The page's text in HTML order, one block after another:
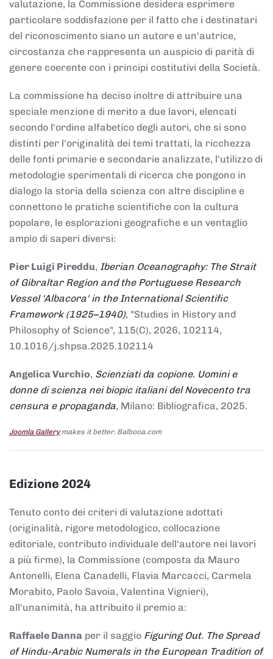
valutazione, la Commissione desidera esprimere
particolare soddisfazione per il fatto che i destinatari
del riconoscimento siano un autore e un'autrice,
circostanza che rappresenta un auspicio di parità di
genere coerente con i principi costitutivi della Società.
La commissione ha deciso inoltre di attribuire una
speciale menzione di merito a due lavori, elencati
secondo l'ordine alfabetico degli autori, che si sono
distinti per l'originalità dei temi trattati, la ricchezza
delle fonti primarie e secondarie analizzate, l'utilizzo di
metodologie sperimentali di ricerca che pongono in
dialogo la storia della scienza con altre discipline e
connettono le pratiche scientifiche con la cultura
popolare, le esplorazioni geografiche e un ventaglio
ampio di saperi diversi:
Pier Luigi Pireddu, Iberian Oceanography: The Strait
of Gibraltar Region and the Portuguese Research
Vessel 'Albacora' in the International Scientific
Framework (1925–1940), "Studies in History and
Philosophy of Science", 115(C), 2026, 102114,
10.1016/j.shpsa.2025.102114
Angelica Vurchio, Scienziati da copione. Uomini e
donne di scienza nei biopic italiani del Novecento tra
censura e propaganda, Milano: Bibliografica, 2025.
Joomla Gallerymakes it better. Balbooa.com
Edizione 2024
Tenuto conto dei criteri di valutazione adottati
(originalità, rigore metodologico, collocazione
editoriale, contributo individuale dell'autore nei lavori
a più firme), la Commissione (composta da Mauro
Antonelli, Elena Canadelli, Flavia Marcacci, Carmela
Morabito, Paolo Savoia, Valentina Vignieri),
all'unanimità, ha attribuito il premio a:
Raffaele Danna per il saggio Figuring Out. The Spread
of Hindu-Arabic Numerals in the European Tradition of